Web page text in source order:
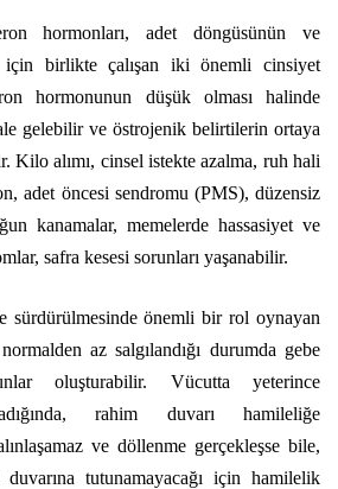
hormonları, adet döngüsünün ve
için birlikte çalışan iki önemli cinsiyet
hormonunun düşük olması halinde
gelebilir ve östrojenik belirtilerin ortaya
Kilo alımı, cinsel istekte azalma, ruh hali
adet öncesi sendromu (PMS), düzensiz
kanamalar, memelerde hassasiyet ve
safra kesesi sorunları yaşanabilir.
sürdürülmesinde önemli bir rol oynayan
az salgılandığı durumda gebe
oluşturabilir. Vücutta yeterince
rahim duvarı hamileliğe
ve döllenme gerçekleşse bile,
tutunamayacağı için hamilelik